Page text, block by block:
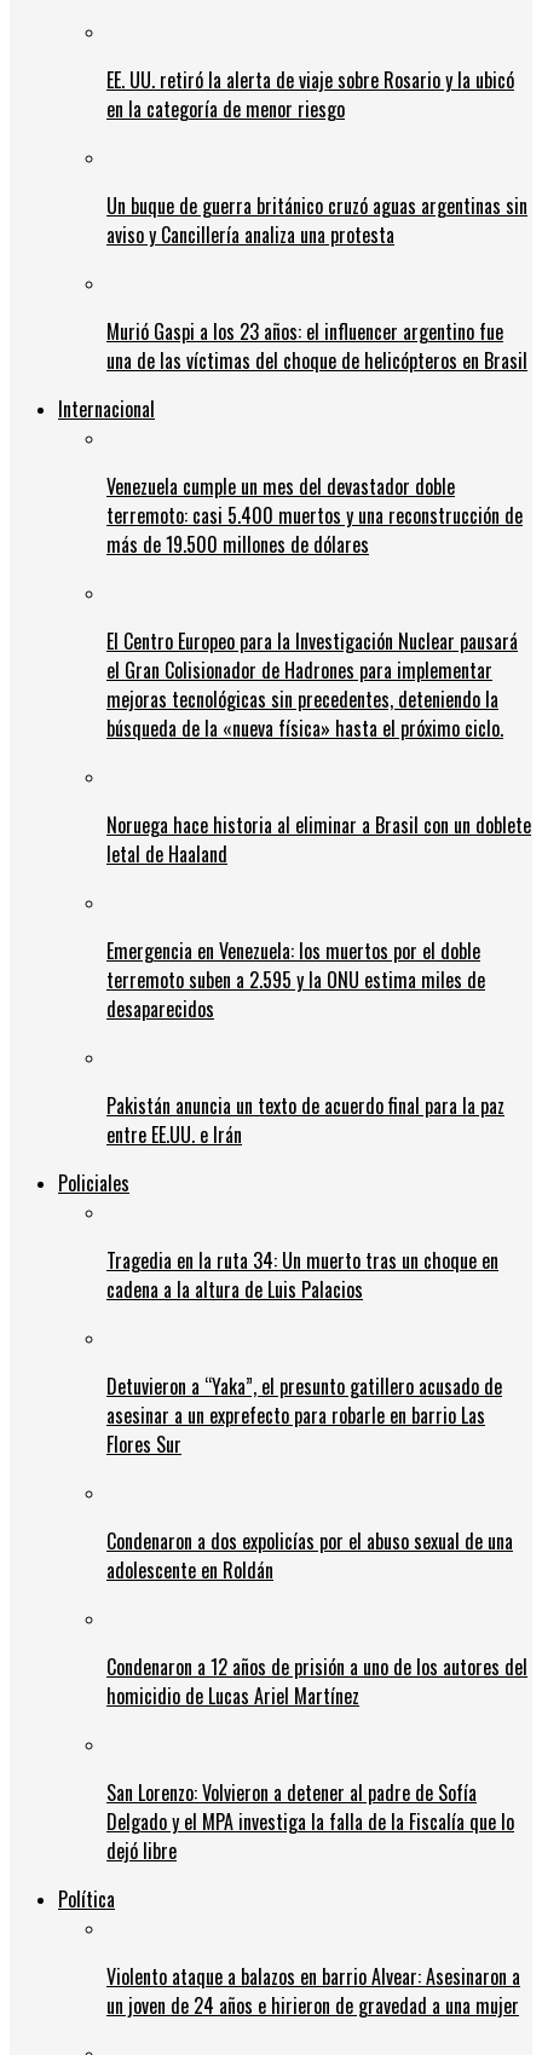
EE. UU. retiró la alerta de viaje sobre Rosario y la ubicó
en la categoría de menor riesgo
Un buque de guerra británico cruzó aguas argentinas sin
aviso y Cancillería analiza una protesta
Murió Gaspi a los 23 años: el influencer argentino fue
una de las víctimas del choque de helicópteros en Brasil
Internacional
Venezuela cumple un mes del devastador doble
terremoto: casi 5.400 muertos y una reconstrucción de
más de 19.500 millones de dólares
El Centro Europeo para la Investigación Nuclear pausará
el Gran Colisionador de Hadrones para implementar
mejoras tecnológicas sin precedentes, deteniendo la
búsqueda de la «nueva física» hasta el próximo ciclo.
Noruega hace historia al eliminar a Brasil con un doblete
letal de Haaland
Emergencia en Venezuela: los muertos por el doble
terremoto suben a 2.595 y la ONU estima miles de
desaparecidos
Pakistán anuncia un texto de acuerdo final para la paz
entre EE.UU. e Irán
Policiales
Tragedia en la ruta 34: Un muerto tras un choque en
cadena a la altura de Luis Palacios
Detuvieron a “Yaka”, el presunto gatillero acusado de
asesinar a un exprefecto para robarle en barrio Las
Flores Sur
Condenaron a dos expolicías por el abuso sexual de una
adolescente en Roldán
Condenaron a 12 años de prisión a uno de los autores del
homicidio de Lucas Ariel Martínez
San Lorenzo: Volvieron a detener al padre de Sofía
Delgado y el MPA investiga la falla de la Fiscalía que lo
dejó libre
Política
Violento ataque a balazos en barrio Alvear: Asesinaron a
un joven de 24 años e hirieron de gravedad a una mujer